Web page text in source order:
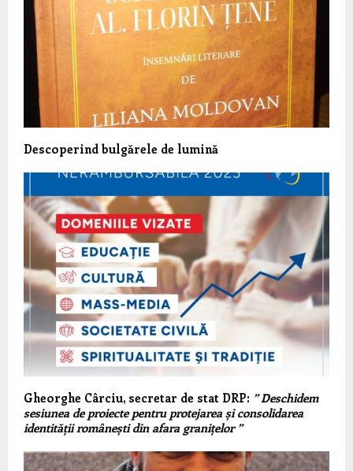
Descoperind bulgărele de lumină
Gheorghe Cârciu, secretar de stat DRP: ” Deschidem
sesiunea de proiecte pentru protejarea și consolidarea
identității românești din afara granițelor ”